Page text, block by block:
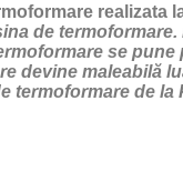
realizata
de termoformare.
se pune
devine maleabilă
termoformare de la